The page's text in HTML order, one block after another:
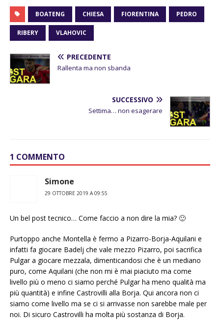
BOATENG CHIESA FIORENTINA PEDRO
RIBERY VLAHOVIC
PRECEDENTE
Rallenta ma non sbanda
SUCCESSIVO
Settima… non esagerare
1 COMMENTO
Simone
29 OTTOBRE 2019 A 09:55
Un bel post tecnico… Come faccio a non dire la mia? 🙂
Purtoppo anche Montella è fermo a Pizarro-Borja-Aquilani e
infatti fa giocare Badelj che vale mezzo Pizarro, poi sacrifica
Pulgar a giocare mezzala, dimenticandosi che è un mediano
puro, come Aquilani (che non mi è mai piaciuto ma come
livello più o meno ci siamo perché Pulgar ha meno qualità ma
più quantità) e infine Castrovilli alla Borja. Qui ancora non ci
siamo come livello ma se ci si arrivasse non sarebbe male per
noi. Di sicuro Castrovilli ha molta più sostanza di Borja.